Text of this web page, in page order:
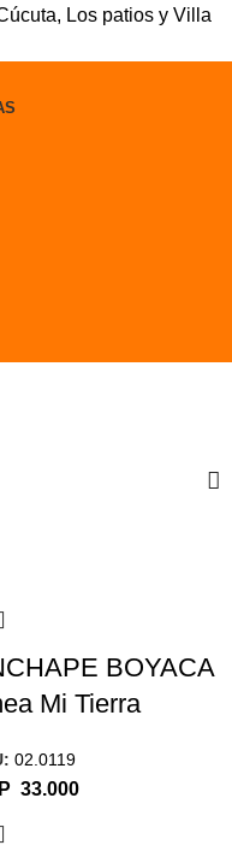
Los patios y Villa
BOYACA
Mi Tierra
02.0119